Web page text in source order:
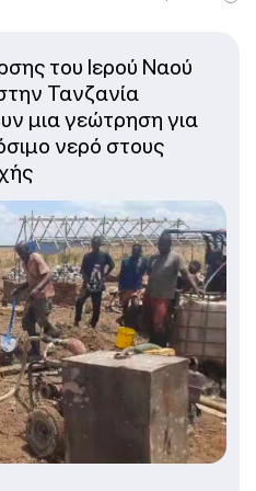
του Ιερού Ναού
Τανζανία
μια γεώτρηση για
νερό στους